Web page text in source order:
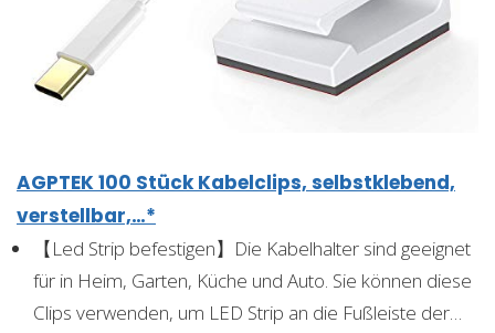
AGPTEK 100 Stück Kabelclips, selbstklebend,
verstellbar,…*
【Led Strip befestigen】Die Kabelhalter sind geeignet
für in Heim, Garten, Küche und Auto. Sie können diese
Clips verwenden, um LED Strip an die Fußleiste der…